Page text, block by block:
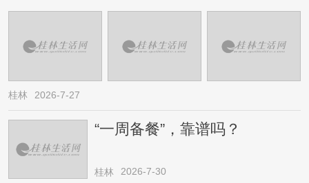
桂林 2026-7-27
“一周备餐”，靠谱吗？
桂林 2026-7-30